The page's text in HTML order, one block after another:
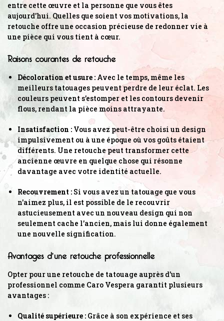
entre cette œuvre et la personne que vous êtes
aujourd'hui. Quelles que soient vos motivations, la
retouche offre une occasion précieuse de redonner vie à
une pièce qui vous tient à cœur.
Raisons courantes de retouche
Décoloration et usure : Avec le temps, même les
meilleurs tatouages peuvent perdre de leur éclat. Les
couleurs peuvent s’estomper et les contours devenir
flous, rendant la pièce moins attrayante.
Insatisfaction : Vous avez peut-être choisi un design
impulsivement ou à une époque où vos goûts étaient
différents. Une retouche peut transformer cette
ancienne œuvre en quelque chose qui résonne
davantage avec votre identité actuelle.
Recouvrement : Si vous avez un tatouage que vous
n'aimez plus, il est possible de le recouvrir
astucieusement avec un nouveau design qui non
seulement cache l’ancien, mais lui donne également
une nouvelle signification.
Avantages d'une retouche professionnelle
Opter pour une retouche de tatouage auprès d'un
professionnel comme Caro Vespera garantit plusieurs
avantages :
Qualité supérieure : Grâce à son expérience et ses